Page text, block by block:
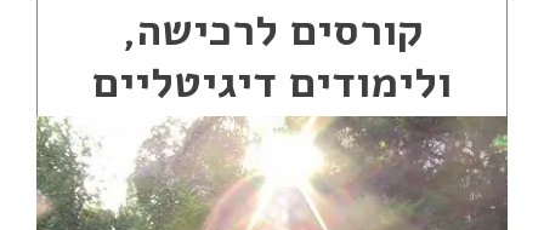
קורסים לרכישה,
ולימודים דיגיטליים